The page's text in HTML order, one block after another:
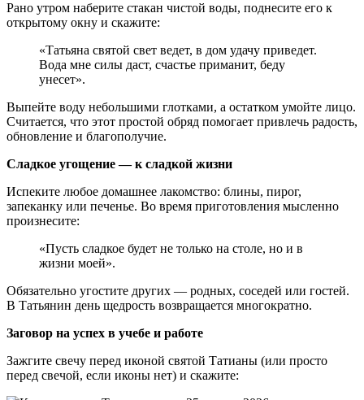
Рано утром наберите стакан чистой воды, поднесите его к
открытому окну и скажите:
«Татьяна святой свет ведет, в дом удачу приведет.
Вода мне силы даст, счастье приманит, беду
унесет».
Выпейте воду небольшими глотками, а остатком умойте лицо.
Считается, что этот простой обряд помогает привлечь радость,
обновление и благополучие.
Сладкое угощение — к сладкой жизни
Испеките любое домашнее лакомство: блины, пирог,
запеканку или печенье. Во время приготовления мысленно
произнесите:
«Пусть сладкое будет не только на столе, но и в
жизни моей».
Обязательно угостите других — родных, соседей или гостей.
В Татьянин день щедрость возвращается многократно.
Заговор на успех в учебе и работе
Зажгите свечу перед иконой святой Татианы (или просто
перед свечой, если иконы нет) и скажите: